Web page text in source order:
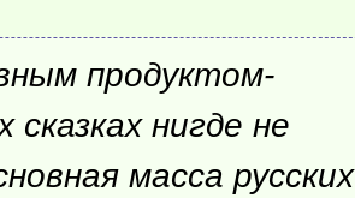
продуктом-
нигде не
масса русских